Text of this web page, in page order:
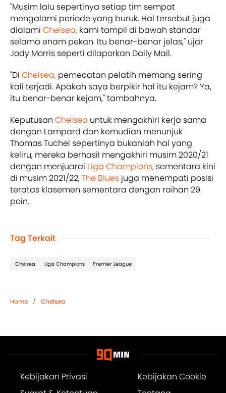
"Musim lalu sepertinya setiap tim sempat
mengalami periode yang buruk. Hal tersebut juga
dialami Chelsea, kami tampil di bawah standar
selama enam pekan. Itu benar-benar jelas," ujar
Jody Morris seperti dilaporkan Daily Mail.
"Di Chelsea, pemecatan pelatih memang sering
kali terjadi. Apakah saya berpikir hal itu kejam? Ya,
itu benar-benar kejam," tambahnya.
Keputusan Chelsea untuk mengakhiri kerja sama
dengan Lampard dan kemudian menunjuk
Thomas Tuchel sepertinya bukanlah hal yang
keliru, mereka berhasil mengakhiri musim 2020/21
dengan menjuarai Liga Champions, sementara kini
di musim 2021/22,The Blues juga menempati posisi
teratas klasemen sementara dengan raihan 29
poin.
Tag Terkait
Chelsea Liga Champions Premier League
Home / Chelsea
Kebijakan Privasi
Kebijakan Cookie